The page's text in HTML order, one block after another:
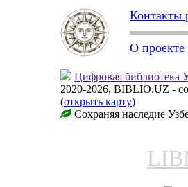
Контакты
О проекте
Цифровая библиотека
2020-2026, BIBLIO.UZ -
(открыть карту)
Сохраняя наследие